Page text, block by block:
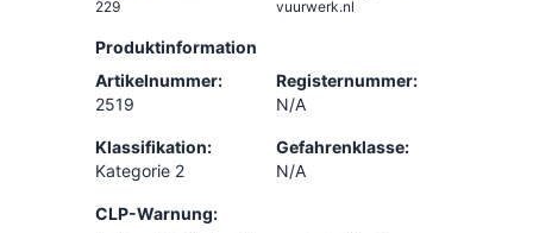
229
vuurwerk.nl
Produktinformation
Artikelnummer:
2519
Registernummer:
N/A
Klassifikation:
Kategorie 2
Gefahrenklasse:
N/A
CLP-Warnung: